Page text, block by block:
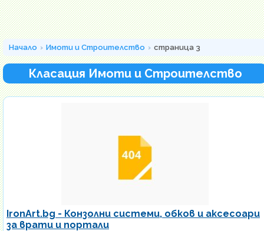
Начало Имоти и Строителство страница 3
Класация Имоти и Строителство
IronArt.bg - Конзолни системи, обков и аксесоари
за врати и портали